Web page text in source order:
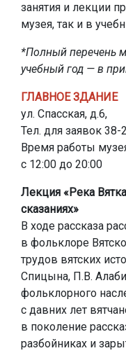
занятия и лекции
музея, так и в
*Полный перечень
учебный год — в
ГЛАВНОЕ ЗДАНИЕ
ул. Спасская, д.6,
Тел. для заявок
Время работы
с 12:00 до 20:00
Лекция «Река
сказаниях»
В ходе рассказа
в фольклоре
трудов вятских
Спицына, П.В.
фольклорного
с давних лет
в поколение
разбойниках и